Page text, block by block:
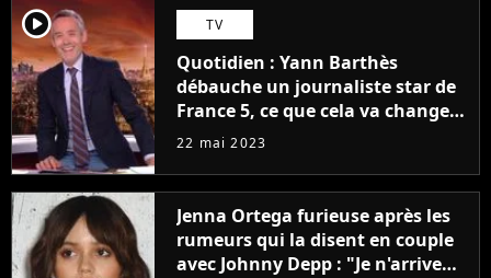
player2 TV
Quotidien : Yann Barthès
débauche un journaliste star de
France 5, ce que cela va changer
à la rentrée
22 mai 2023
Jenna Ortega furieuse après les
rumeurs qui la disent en couple
avec Johnny Depp : "Je n'arrive